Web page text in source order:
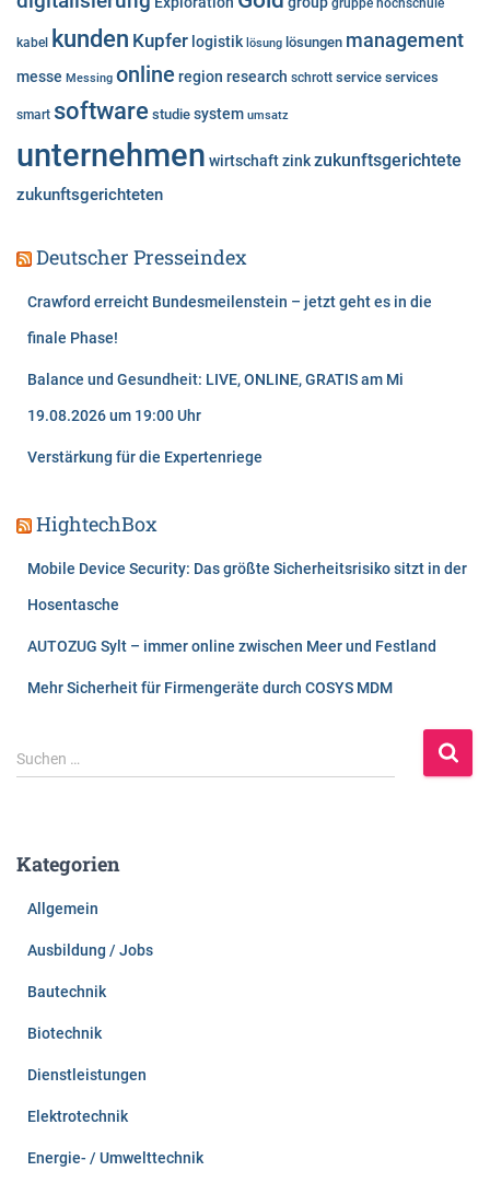
kabel kunden Kupfer logistik lösung lösungen management
messe Messing online region research schrott service services
smart software studie system umsatz
unternehmen wirtschaftzinkzukunftsgerichtete
zukunftsgerichteten
Deutscher Presseindex
Crawford erreicht Bundesmeilenstein – jetzt geht es in die
finale Phase!
Balance und Gesundheit: LIVE, ONLINE, GRATIS am Mi
19.08.2026 um 19:00 Uhr
Verstärkung für die Expertenriege
HightechBox
Mobile Device Security: Das größte Sicherheitsrisiko sitzt in der
Hosentasche
AUTOZUG Sylt – immer online zwischen Meer und Festland
Mehr Sicherheit für Firmengeräte durch COSYS MDM
S
u
n
Suchen …
Kategorien
Allgemein
Ausbildung / Jobs
Bautechnik
Biotechnik
Dienstleistungen
Elektrotechnik
Energie- / Umwelttechnik